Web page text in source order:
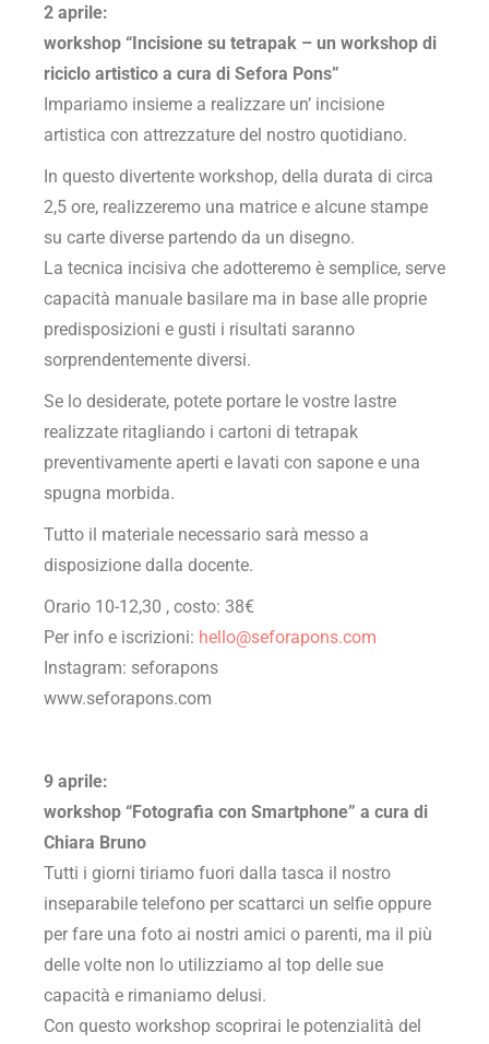
2 aprile:
workshop “Incisione su tetrapak – un workshop di
riciclo artistico a cura di Sefora Pons”
Impariamo insieme a realizzare un’ incisione
artistica con attrezzature del nostro quotidiano.
In questo divertente workshop, della durata di circa
2,5 ore, realizzeremo una matrice e alcune stampe
su carte diverse partendo da un disegno.
La tecnica incisiva che adotteremo è semplice, serve
capacità manuale basilare ma in base alle proprie
predisposizioni e gusti i risultati saranno
sorprendentemente diversi.
Se lo desiderate, potete portare le vostre lastre
realizzate ritagliando i cartoni di tetrapak
preventivamente aperti e lavati con sapone e una
spugna morbida.
Tutto il materiale necessario sarà messo a
disposizione dalla docente.
Orario 10-12,30 , costo: 38€
Per info e iscrizioni: hello@seforapons.com
Instagram: seforapons
www.seforapons.com
9 aprile:
workshop “Fotografia con Smartphone” a cura di
Chiara Bruno
Tutti i giorni tiriamo fuori dalla tasca il nostro
inseparabile telefono per scattarci un selfie oppure
per fare una foto ai nostri amici o parenti, ma il più
delle volte non lo utilizziamo al top delle sue
capacità e rimaniamo delusi.
Con questo workshop scoprirai le potenzialità del